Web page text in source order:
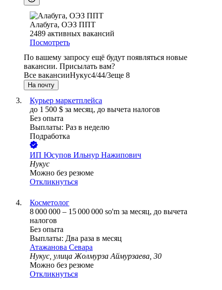
Алабуга, ОЭЗ ППТ
2489 активных вакансий
Посмотреть
По вашему запросу ещё будут появляться новые
вакансии. Присылать вам?
Все вакансииНукус4/44/3еще 8
На почту
Курьер маркетплейса
до 1 500 $ за месяц, до вычета налогов
Без опыта
Выплаты: Раз в неделю
Подработка
ИП Юсупов Ильнур Нажипович
Нукус
Можно без резюме
Откликнуться
Косметолог
8 000 000 – 15 000 000 so'm за месяц, до вычета
налогов
Без опыта
Выплаты: Два раза в месяц
Атажанова Севара
Нукус, улица Жолмурза Аймурзаева, 30
Можно без резюме
Откликнуться